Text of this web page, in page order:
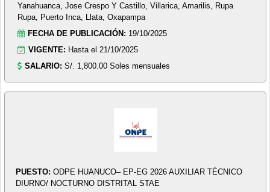
Yanahuanca, Jose Crespo Y Castillo, Villarica, Amarilis, Rupa
Rupa, Puerto Inca, Llata, Oxapampa
FECHA DE PUBLICACIÓN: 19/10/2025
VIGENTE: Hasta el 21/10/2025
SALARIO: S/. 1,800.00 Soles mensuales
PUESTO: ODPE HUANUCO– EP-EG 2026 AUXILIAR TÉCNICO
DIURNO/ NOCTURNO DISTRITAL STAE